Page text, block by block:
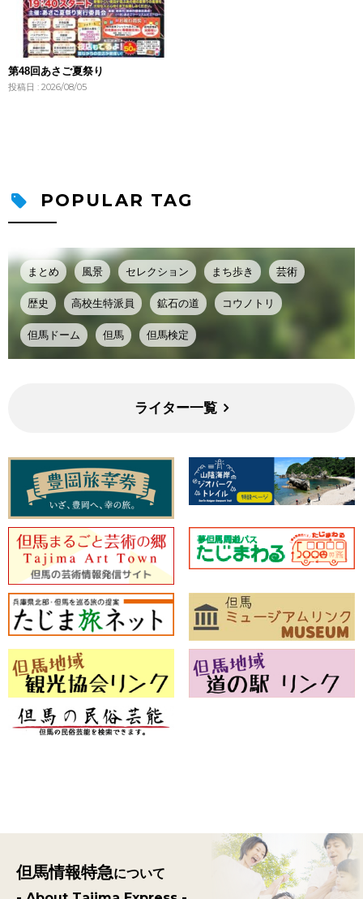
第48回あさご夏祭り
投稿日 : 2026/08/05
POPULAR TAG
まとめ 風景 セレクション まち歩き 芸術
歴史 高校生特派員 鉱石の道 コウノトリ
但馬ドーム 但馬 但馬検定
ライター一覧
但馬情報特急について